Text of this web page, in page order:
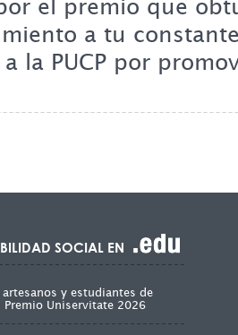
el premio que
a tu
la PUCP por
SOCIAL EN
artesanos y estudiantes de
Uniservitate 2026